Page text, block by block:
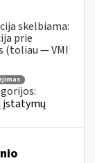
skelbiama:
prie
(toliau — VMI
įstatymų